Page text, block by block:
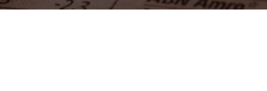
Terug naar alle artikelen